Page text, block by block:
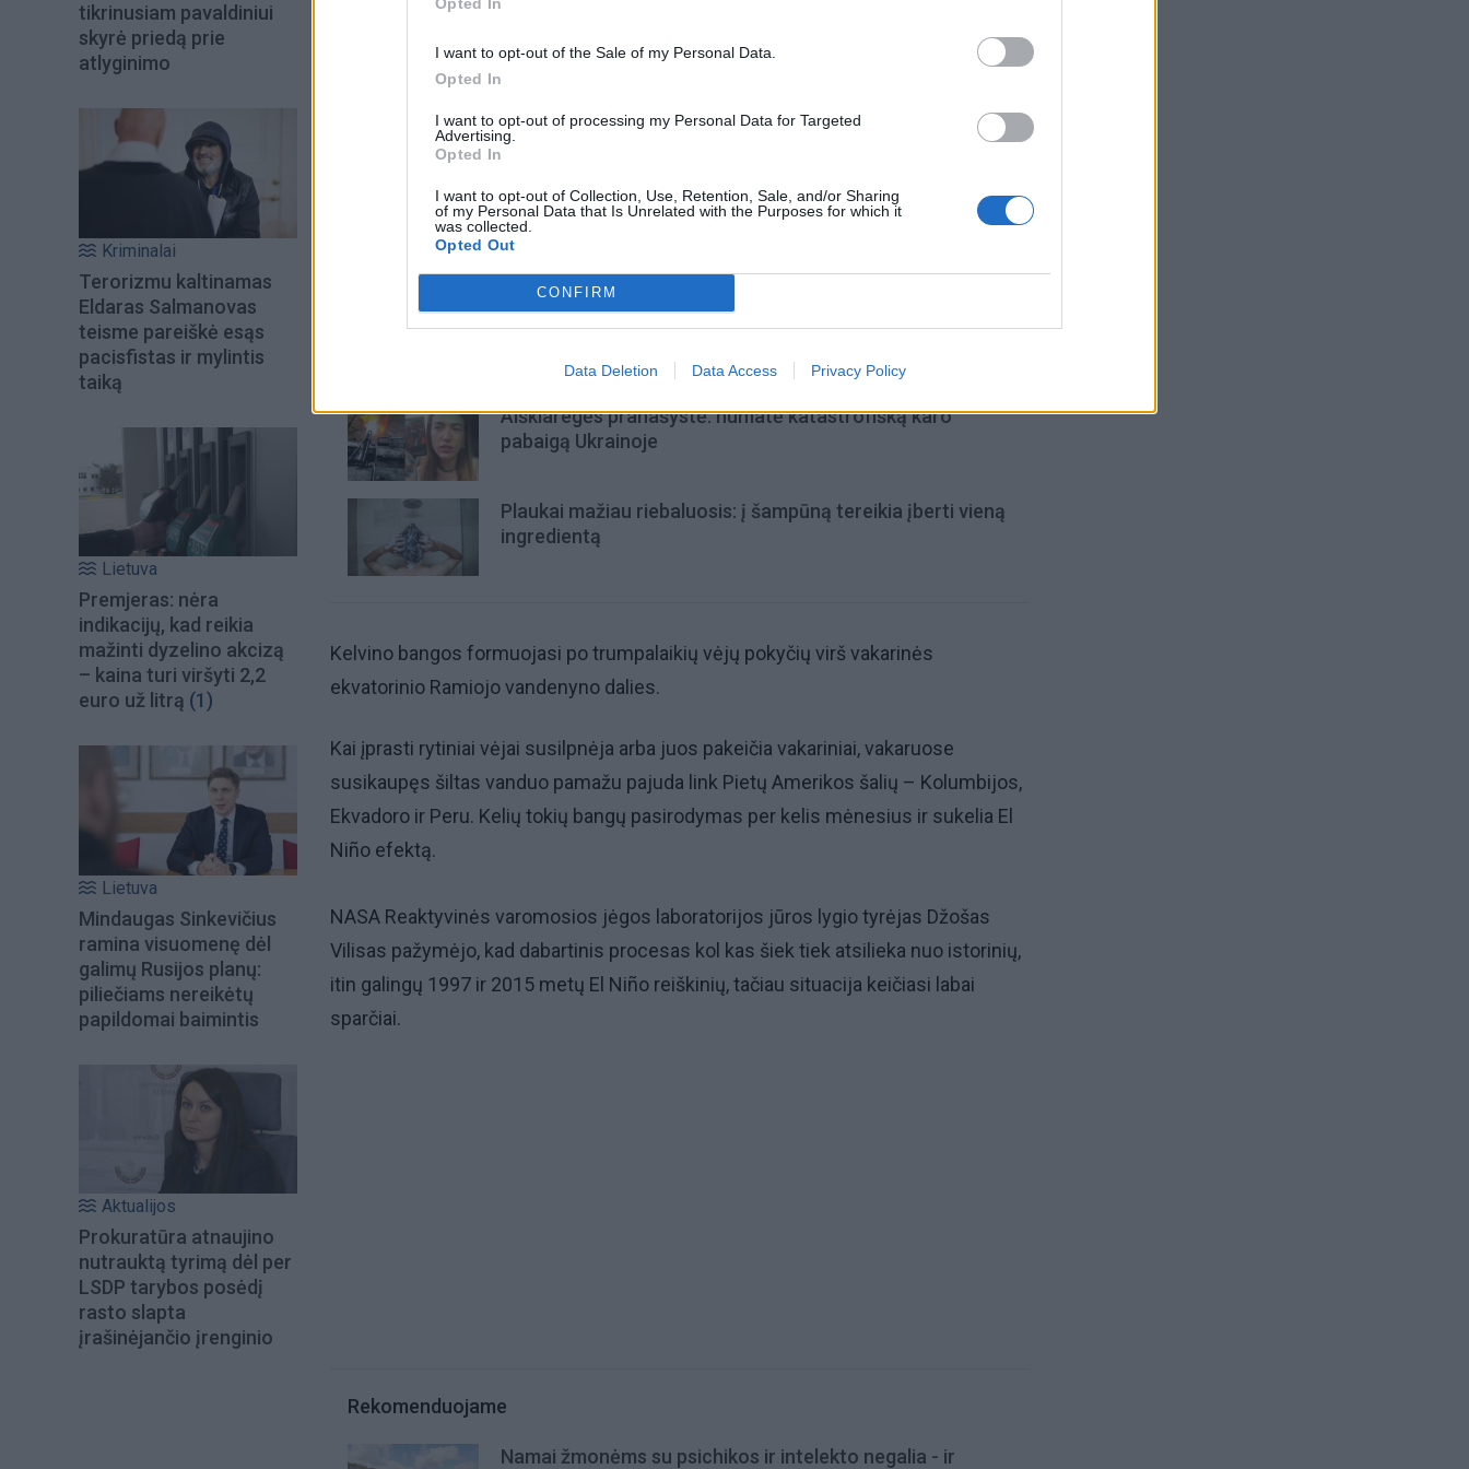
I want to opt-out of the Sale of my Personal Data.
Opted In
I want to opt-out of processing my Personal Data for Targeted
Advertising.
Opted In
I want to opt-out of Collection, Use, Retention, Sale, and/or Sharing
of my Personal Data that Is Unrelated with the Purposes for which it
was collected.
Opted Out
CONFIRM
Data Deletion Data Access Privacy Policy
tikrinusiam pavaldiniui
skyrė priedą prie
atlyginimo
Kriminalai
Terorizmu kaltinamas
Eldaras Salmanovas
teisme pareiškė esąs
pacisfistas ir mylintis
taiką
Lietuva
Premjeras: nėra
indikacijų, kad reikia
mažinti dyzelino akcizą
– kaina turi viršyti 2,2
euro už litrą (1)
Lietuva
Mindaugas Sinkevičius
ramina visuomenę dėl
galimų Rusijos planų:
piliečiams nereikėtų
papildomai baimintis
Aktualijos
Prokuratūra atnaujino
nutrauktą tyrimą dėl per
LSDP tarybos posėdį
rasto slapta
įrašinėjančio įrenginio
Aiškiaregės pranašystė: numatė katastrofišką karo
pabaigą Ukrainoje
Plaukai mažiau riebaluosis: į šampūną tereikia įberti vieną
ingredientą
Kelvino bangos formuojasi po trumpalaikių vėjų pokyčių virš vakarinės
ekvatorinio Ramiojo vandenyno dalies.
Kai įprasti rytiniai vėjai susilpnėja arba juos pakeičia vakariniai, vakaruose
susikaupęs šiltas vanduo pamažu pajuda link Pietų Amerikos šalių – Kolumbijos,
Ekvadoro ir Peru. Kelių tokių bangų pasirodymas per kelis mėnesius ir sukelia El
Niño efektą.
NASA Reaktyvinės varomosios jėgos laboratorijos jūros lygio tyrėjas Džošas
Vilisas pažymėjo, kad dabartinis procesas kol kas šiek tiek atsilieka nuo istorinių,
itin galingų 1997 ir 2015 metų El Niño reiškinių, tačiau situacija keičiasi labai
sparčiai.
Rekomenduojame
Namai žmonėms su psichikos ir intelekto negalia - ir